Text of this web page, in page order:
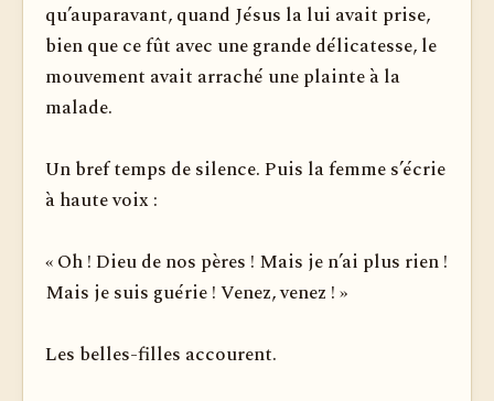
qu’auparavant, quand Jésus la lui avait prise,
bien que ce fût avec une grande délicatesse, le
mouvement avait arraché une plainte à la
malade.
Un bref temps de silence. Puis la femme s’écrie
à haute voix :
« Oh ! Dieu de nos pères ! Mais je n’ai plus rien !
Mais je suis guérie ! Venez, venez ! »
Les belles-filles accourent.